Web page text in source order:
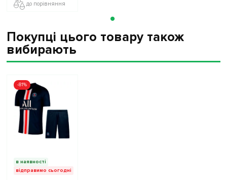
до порівняння
Покупці цього товару також
вибирають
-81%
в наявності
відправимо сьогодні